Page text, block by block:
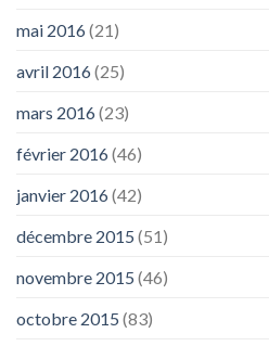
mai 2016(21)
avril 2016(25)
mars 2016(23)
février 2016(46)
janvier 2016(42)
décembre 2015 (51)
novembre 2015 (46)
octobre 2015 (83)